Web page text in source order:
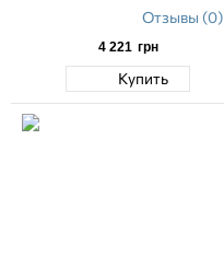
Отзывы (0)
4 221 грн
Купить